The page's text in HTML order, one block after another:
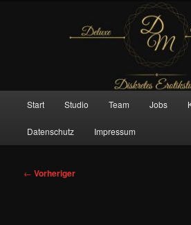
Deluxe Massagen
Start Studio Team Jobs
Datenschutz Impressum
Beitragsnavigation
← Vorheriger